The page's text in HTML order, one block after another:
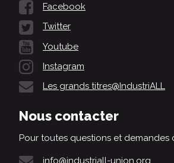
Facebook
Twitter
Youtube
Instagram
Les grands titres@IndustriALL
Nous contacter
Pour toutes questions et demandes
info@industriall-union.org